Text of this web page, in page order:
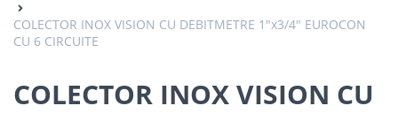
COLECTOR INOX VISION CU DEBITMETRE 1"x3/4" EUROCON
CU 6 CIRCUITE
COLECTOR INOX VISION CU